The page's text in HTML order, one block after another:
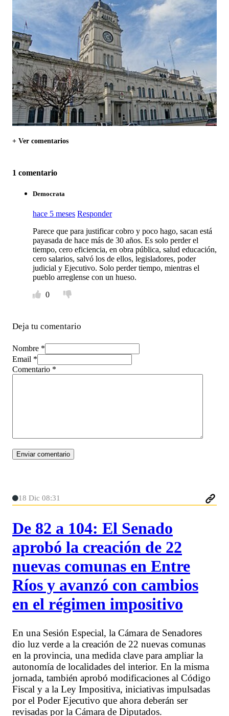
+ Ver comentarios
1 comentario
Democrata
hace 5 meses Responder
Parece que para justificar cobro y poco hago, sacan está
payasada de hace más de 30 años. Es solo perder el
tiempo, cero eficiencia, en obra pública, salud educación,
cero salarios, salvó los de ellos, legisladores, poder
judicial y Ejecutivo. Solo perder tiempo, mientras el
pueblo arreglense con un hueso.
0
Deja tu comentario
Nombre *
Email *
Comentario *
18 Dic 08:31
De 82 a 104: El Senado
aprobó la creación de 22
nuevas comunas en Entre
Ríos y avanzó con cambios
en el régimen impositivo
En una Sesión Especial, la Cámara de Senadores
dio luz verde a la creación de 22 nuevas comunas
en la provincia, una medida clave para ampliar la
autonomía de localidades del interior. En la misma
jornada, también aprobó modificaciones al Código
Fiscal y a la Ley Impositiva, iniciativas impulsadas
por el Poder Ejecutivo que ahora deberán ser
revisadas por la Cámara de Diputados.